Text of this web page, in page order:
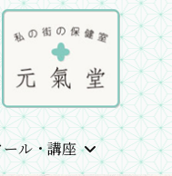
ル・講座